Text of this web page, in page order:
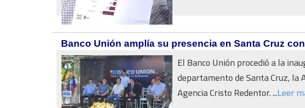
Banco Unión amplía su presencia en Santa Cruz
El Banco Unión procedió a la
departamento de Santa Cruz, la
Agencia Cristo Redentor. ...Leer